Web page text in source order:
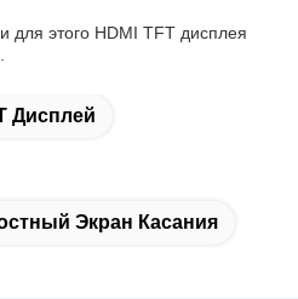
для этого HDMI TFT дисплея
Дисплей
Экран Касания